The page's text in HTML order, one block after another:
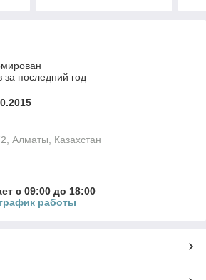
последний год
Алматы, Казахстан
с 09:00 до 18:00
работы